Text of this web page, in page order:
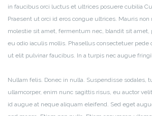
in faucibus orci luctus et ultrices posuere cubilia
Praesent ut orci id eros congue ultrices. Mauris non
molestie sit amet, fermentum nec, blandit sit amet,
eu odio iaculis mollis. Phasellus consectetuer pede
ut elit pulvinar faucibus. In a turpis nec augue
Nullam felis. Donec in nulla. Suspendisse sodales,
ullamcorper, enim nunc sagittis risus, eu auctor
id augue at neque aliquam eleifend. Sed eget